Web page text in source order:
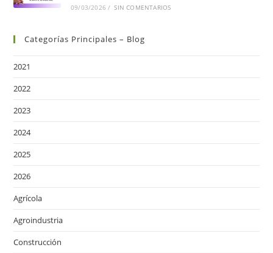
09/03/2026 / SIN COMENTARIOS
Categorías Principales – Blog
2021
2022
2023
2024
2025
2026
Agrícola
Agroindustria
Construcción